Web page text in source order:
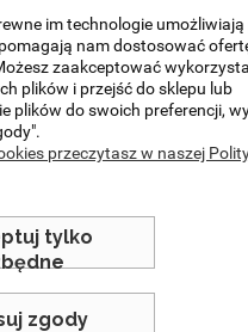
to
Hans Christian Andersen
im technologie
nam dostosować
zaakceptować
plików i przejść do sklepu lub
plików do swoich preferencji,
przeczytasz w naszej
tylko
zgody